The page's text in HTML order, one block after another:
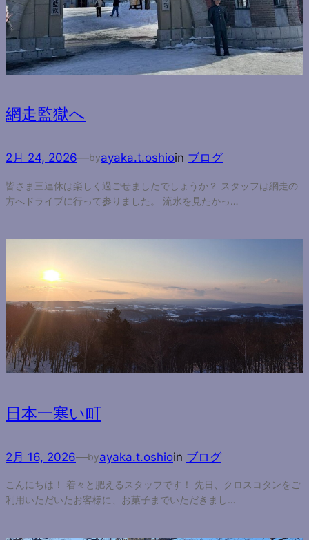
網走監獄へ
2月 24, 2026—byayaka.t.oshioin ブログ
皆さま三連休は楽しく過ごせましたでしょうか？ スタッフは網走の
方へドライブに行って参りました。 流氷を見たかっ…
日本一寒い町
2月 16, 2026—byayaka.t.oshioin ブログ
こんにちは！ 着々と肥えるスタッフです！ 先日、クロスコタンをご
利用いただいたお客様に、お菓子までいただきまし…